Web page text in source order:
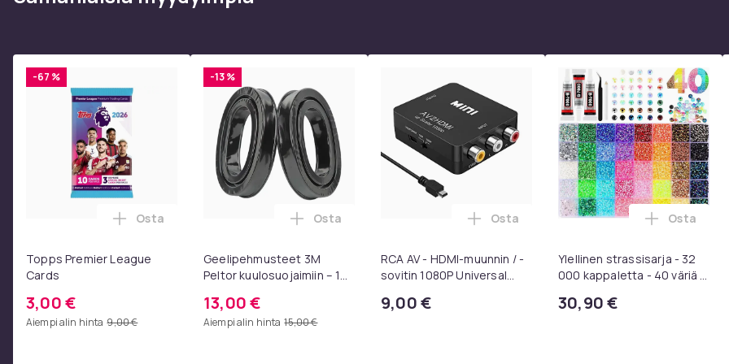
Istuinpinta (WxD): 36 x 36 cm
Istuin:
Penkki kääntyy 360°
Helppohoitoiset pinnat
Runko:
Materiaali: metallia kromin näköisenä
Materiaali: metalli mattamusta
Materiaali: metalli mattamusta valkoinen
Lattiasuoja. Lattiasuoja
-67 %
Topps Premier League
Cards
3,00 €
Aiempi alin hinta 9,00 €
Lisää Topps Premier League Cards ostoskoriin
Osta
-13 %
Geelipehmusteet 3M
Peltor kuulosuojaimiin – 1
13,00 €
Aiempi alin hinta 15,00 €
Lisää Geelipehmusteet 3M Peltor kuulosuojaimiin – 1 pari, musta
Osta
RCA AV - HDMI-muunnin / -
sovitin 1080P Universal
9,00 €
Lisää RCA AV - HDMI-muunnin / -sovitin
Osta
Ylellinen strassisarja - 32
000 kappaletta - 40 väriä -
strassit - koko 3mm - Liima
30,90 €
Lisää
Osta